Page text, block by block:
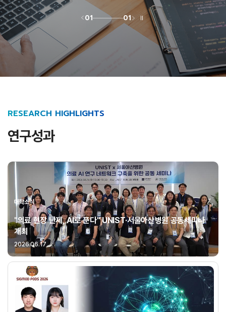
01 01
RESEARCH HIGHLIGHTS
연구성과
대학소식
"의료 현장 난제, AI로 푼다" UNIST·서울아산병원 공동세미나
개최
2026.06.17